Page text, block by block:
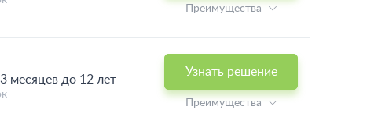
Преимущества
месяцев до 12 лет
Узнать решение
Преимущества